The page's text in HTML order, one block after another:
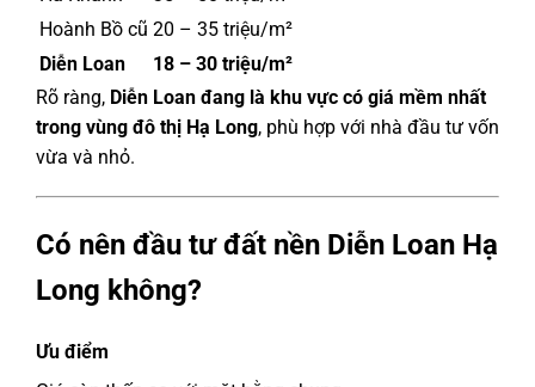
Hoành Bồ cũ 20 – 35 triệu/m²
Diễn Loan
18 – 30 triệu/m²
Rõ ràng, Diễn Loan đang là khu vực có giá mềm nhất
trong vùng đô thị Hạ Long, phù hợp với nhà đầu tư vốn
vừa và nhỏ.
Có nên đầu tư đất nền Diễn Loan Hạ
Long không?
Ưu điểm